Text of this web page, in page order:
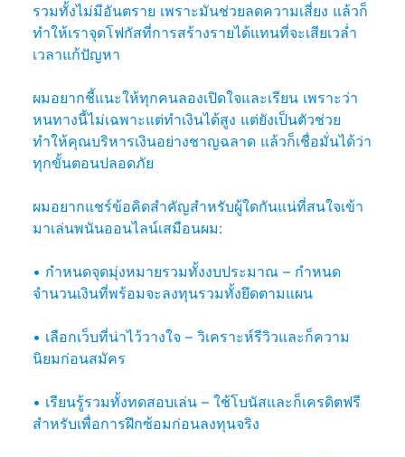
รวมทั้งไม่มีอันตราย เพราะมันช่วยลดความเสี่ยง แล้วก็
ทำให้เราจุดโฟกัสที่การสร้างรายได้แทนที่จะเสียเวล่ำ
เวลาแก้ปัญหา
ผมอยากชี้แนะให้ทุกคนลองเปิดใจและเรียน เพราะว่า
หนทางนี้ไม่เฉพาะแต่ทำเงินได้สูง แต่ยังเป็นตัวช่วย
ทำให้คุณบริหารเงินอย่างชาญฉลาด แล้วก็เชื่อมั่นได้ว่า
ทุกขั้นตอนปลอดภัย
ผมอยากแชร์ข้อคิดสำคัญสำหรับผู้ใดกันแน่ที่สนใจเข้า
มาเล่นพนันออนไลน์เสมือนผม:
• กำหนดจุดมุ่งหมายรวมทั้งงบประมาณ – กำหนด
จำนวนเงินที่พร้อมจะลงทุนรวมทั้งยึดตามแผน
• เลือกเว็บที่น่าไว้วางใจ – วิเคราะห์รีวิวและก็ความ
นิยมก่อนสมัคร
• เรียนรู้รวมทั้งทดสอบเล่น – ใช้โบนัสและก็เครดิตฟรี
สำหรับเพื่อการฝึกซ้อมก่อนลงทุนจริง